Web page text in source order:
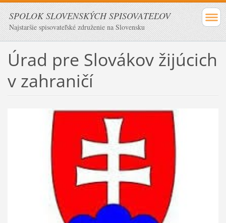
SPOLOK SLOVENSKÝCH SPISOVATEĽOV
Najstaršie spisovateľské združenie na Slovensku
Úrad pre Slovákov žijúcich
v zahraničí